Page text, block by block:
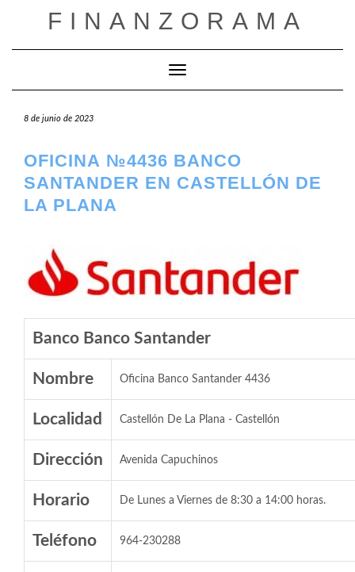
FINANZORAMA
Cambiar modo de navegación
8 de junio de 2023
OFICINA №4436 BANCO
SANTANDER EN CASTELLÓN DE
LA PLANA
Banco Banco Santander
Nombre Oficina Banco Santander 4436
Localidad Castellón De La Plana - Castellón
Dirección Avenida Capuchinos
Horario De Lunes a Viernes de 8:30 a 14:00 horas.
Teléfono 964-230288